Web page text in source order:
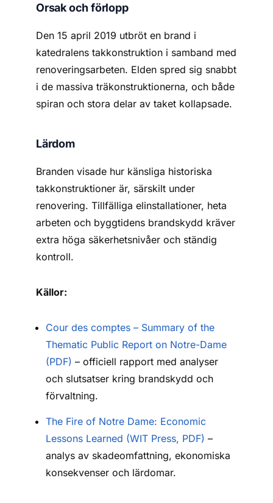
Orsak och förlopp
Den 15 april 2019 utbröt en brand i
katedralens takkonstruktion i samband med
renoveringsarbeten. Elden spred sig snabbt
i de massiva träkonstruktionerna, och både
spiran och stora delar av taket kollapsade.
Lärdom
Branden visade hur känsliga historiska
takkonstruktioner är, särskilt under
renovering. Tillfälliga elinstallationer, heta
arbeten och byggtidens brandskydd kräver
extra höga säkerhetsnivåer och ständig
kontroll.
Källor:
Cour des comptes – Summary of the
Thematic Public Report on Notre-Dame
(PDF) – officiell rapport med analyser
och slutsatser kring brandskydd och
förvaltning.
The Fire of Notre Dame: Economic
Lessons Learned (WIT Press, PDF) –
analys av skadeomfattning, ekonomiska
konsekvenser och lärdomar.